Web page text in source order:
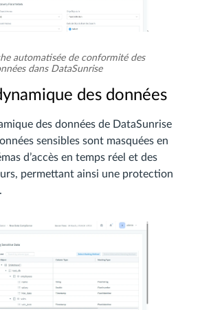
automatisée de conformité des
dans DataSunrise
des données
des données de DataSunrise
sensibles sont masquées en
d’accès en temps réel et des
permettant ainsi une protection